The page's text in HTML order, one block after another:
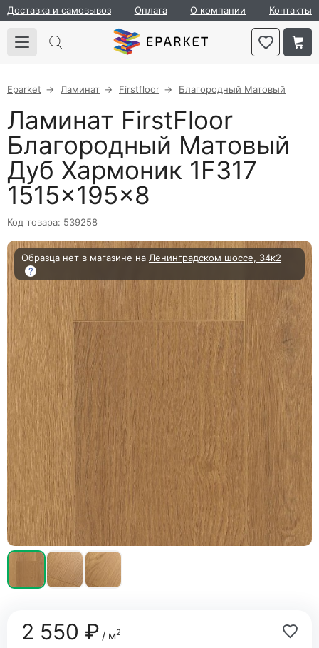
Доставка и самовывоз Оплата О компании Контакты
Eparket Ламинат Firstfloor Благородный Матовый
Ламинат FirstFloor
Благородный Матовый
Дуб Хармоник 1F317
1515×195×8
Код товара: 539258
Образца нет в магазине на Ленинградском шоссе, 34к2
?
2 550 ₽/ м2